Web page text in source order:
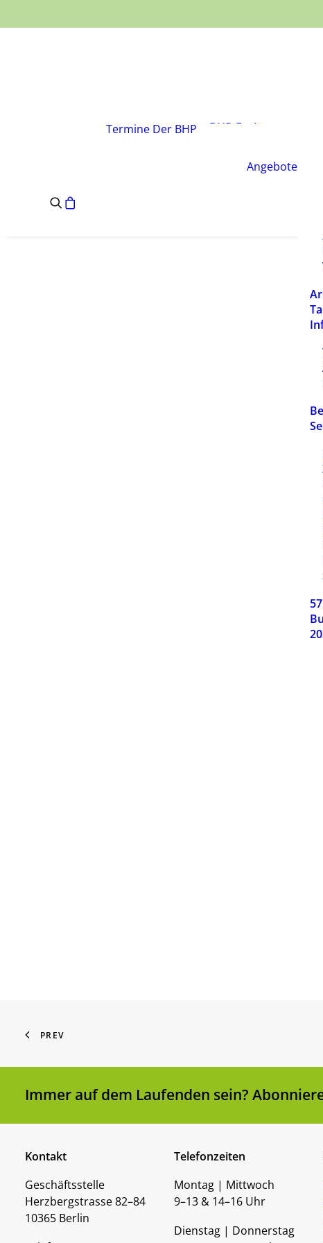
Termine Der BHP
BHP-Fachgruppen
Satzung des BHP
Angebote
PREV
Immer auf dem Laufenden sein?
Kontakt
Geschäftsstelle
Herzbergstrasse 82–84
10365 Berlin
Telefonzeiten
Montag | Mittwoch
9–13 & 14–16 Uhr
Dienstag | Donnerstag